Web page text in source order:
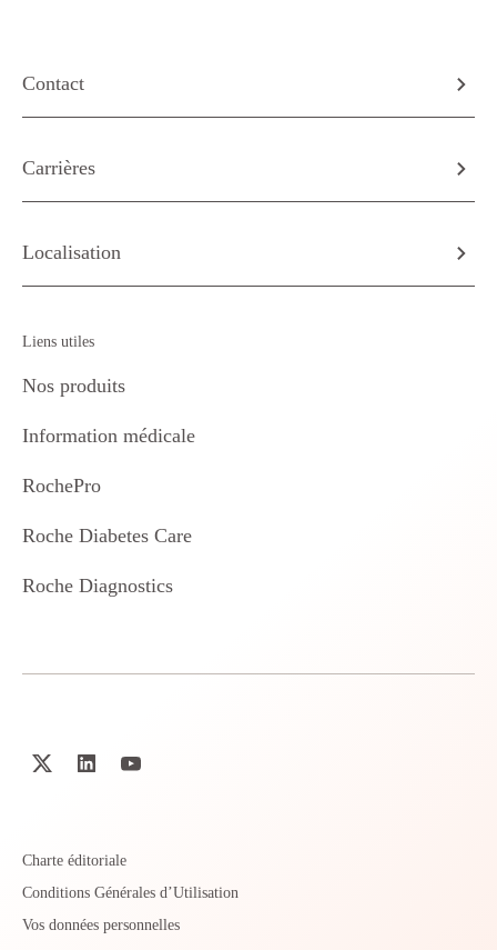
Contact
Carrières
Localisation
Liens utiles
Nos produits
Information médicale
RochePro
Roche Diabetes Care
Roche Diagnostics
Charte éditoriale
Conditions Générales d’Utilisation
Vos données personnelles